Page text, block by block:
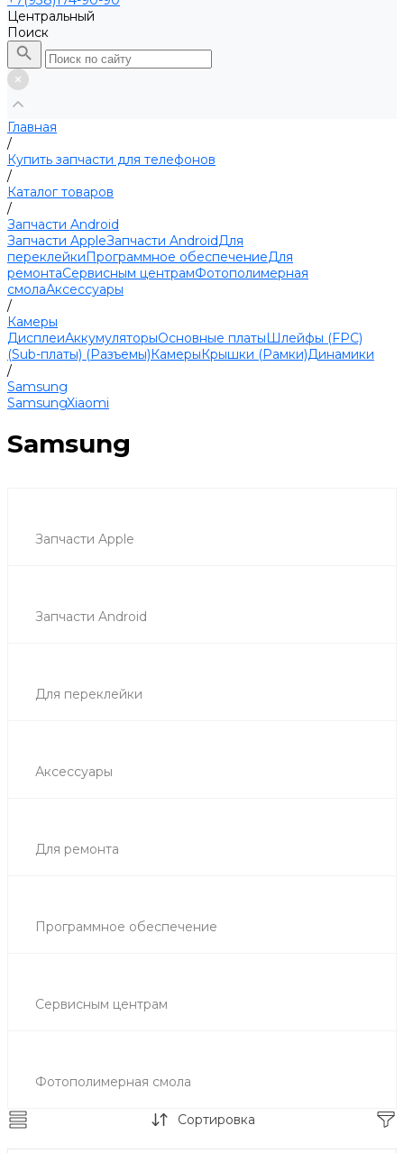
Центральный
Поиск
Главная
/
Купить запчасти для телефонов
/
Каталог товаров
/
Запчасти Android
Запчасти AppleЗапчасти AndroidДля
переклейкиПрограммное обеспечениеДля
ремонтаСервисным центрамФотополимерная
смолаАксессуары
/
Камеры
ДисплеиАккумуляторыОсновные платыШлейфы (FPC)
(Sub-платы) (Разъемы)КамерыКрышки (Рамки)Динамики
/
Samsung
SamsungXiaomi
Samsung
Запчасти Apple
Запчасти Android
Для переклейки
Аксессуары
Для ремонта
Программное обеспечение
Сервисным центрам
Фотополимерная смола
Сортировка